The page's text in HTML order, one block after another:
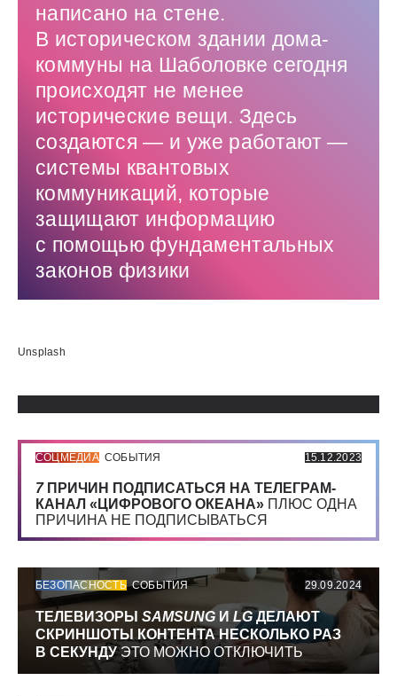
написано на стене.
В историческом здании дома-
коммуны на Шаболовке сегодня
происходят не менее
исторические вещи. Здесь
создаются — ​и уже работают —
системы квантовых
коммуникаций, которые
защищают информацию
с помощью фундаментальных
законов физики
Использованные источники:
Unsplash
СОЦМЕДИА СОБЫТИЯ 15.12.2023
7 ПРИЧИН ПОДПИСАТЬСЯ НА ТЕЛЕГРАМ-
КАНАЛ «ЦИФРОВОГО ОКЕАНА» ПЛЮС ОДНА
ПРИЧИНА НЕ ПОДПИСЫВАТЬСЯ
БЕЗОПАСНОСТЬ СОБЫТИЯ 29.09.2024
ТЕЛЕВИЗОРЫ SAMSUNG И LGДЕЛАЮТ
СКРИНШОТЫ КОНТЕНТА НЕСКОЛЬКО РАЗ
В СЕКУНДУЭТО МОЖНО ОТКЛЮЧИТЬ